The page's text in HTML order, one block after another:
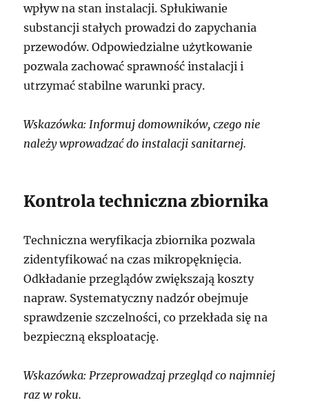
wpływ na stan instalacji. Spłukiwanie
substancji stałych prowadzi do zapychania
przewodów. Odpowiedzialne użytkowanie
pozwala zachować sprawność instalacji i
utrzymać stabilne warunki pracy.
Wskazówka: Informuj domowników, czego nie
należy wprowadzać do instalacji sanitarnej.
Kontrola techniczna zbiornika
Techniczna weryfikacja zbiornika pozwala
zidentyfikować na czas mikropęknięcia.
Odkładanie przeglądów zwiększają koszty
napraw. Systematyczny nadzór obejmuje
sprawdzenie szczelności, co przekłada się na
bezpieczną eksploatację.
Wskazówka: Przeprowadzaj przegląd co najmniej
raz w roku.